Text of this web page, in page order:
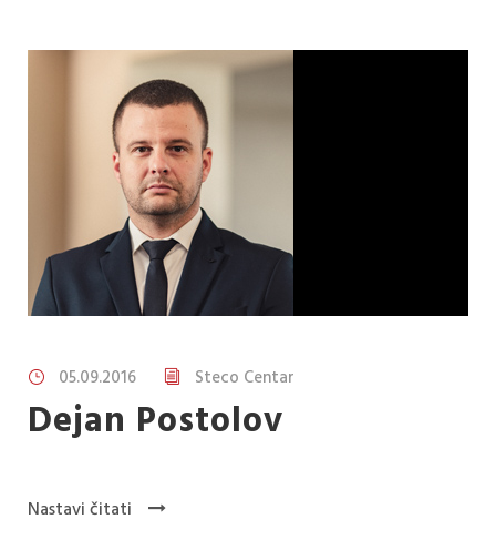
05.09.2016 Steco Centar
Dejan Postolov
Nastavi čitati